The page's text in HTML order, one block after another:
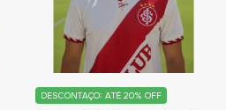
DESCONTAÇO: ATÉ 20% OFF